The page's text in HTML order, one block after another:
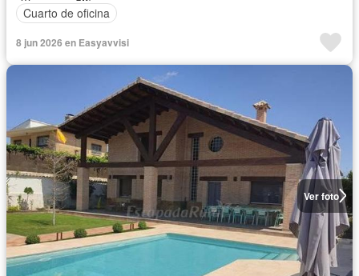
Cuarto de oficina
8 jun 2026 en Easyavvisi
Ver foto